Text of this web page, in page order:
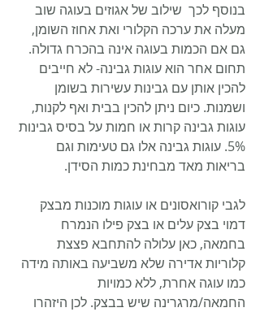
בנוסף לכך  שילוב של אגוזים בעוגה שוב
מעלה את ערכה הקלורי ואת אחוז השומן,
גם אם הכמות בעוגה אינה בהכרח גדולה.
תחום אחר הוא עוגות גבינה- לא חייבים
להכין אותן עם גבינות עשירות בשומן
ושמנות. כיום ניתן להכין בבית ואף לקנות,
עוגות גבינה קרות או חמות על בסיס גבינות
5%. עוגות גבינה אלו גם טעימות וגם
בריאות מאד מבחינת כמות הסידן.
לגבי קורואסונים או עוגות מוכנות מבצק
דמוי בצק עלים או בצק פילו הנמרח
בחמאה, כאן עלולה להתחבא פצצת
קלוריות אדירה שלא משביעה באותה מידה
כמו עוגה אחרת, ללא כמויות
החמאה/מרגרינה שיש בבצק. לכן היזהרו